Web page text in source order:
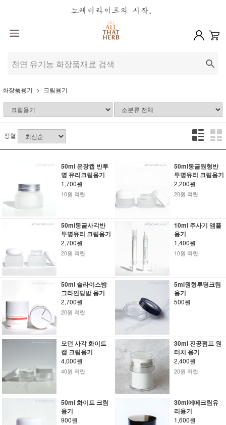
화장품용기 크림용기
정렬
50ml 은장캡 반투
명 유리크림용기
1,700원
10원 적립
50ml동글원형반
투명유리 크림용기
2,200원
20원 적립
50ml동글사각반
투명유리 크림용기
2,700원
20원 적립
10ml 주사기 앰플
용기
1,400원
10원 적립
50ml 슬라이스밤
그라인딩밤 용기
2,700원
20원 적립
5ml원형투명크림
용기
500원
모던 사각 화이트
캡 크림용기
4,000원
40원 적립
30ml 진공펌프 원
터치 용기
2,400원
20원 적립
50ml 화이트 크림
용기
900원
30ml에떼크림유
리용기
1,600원